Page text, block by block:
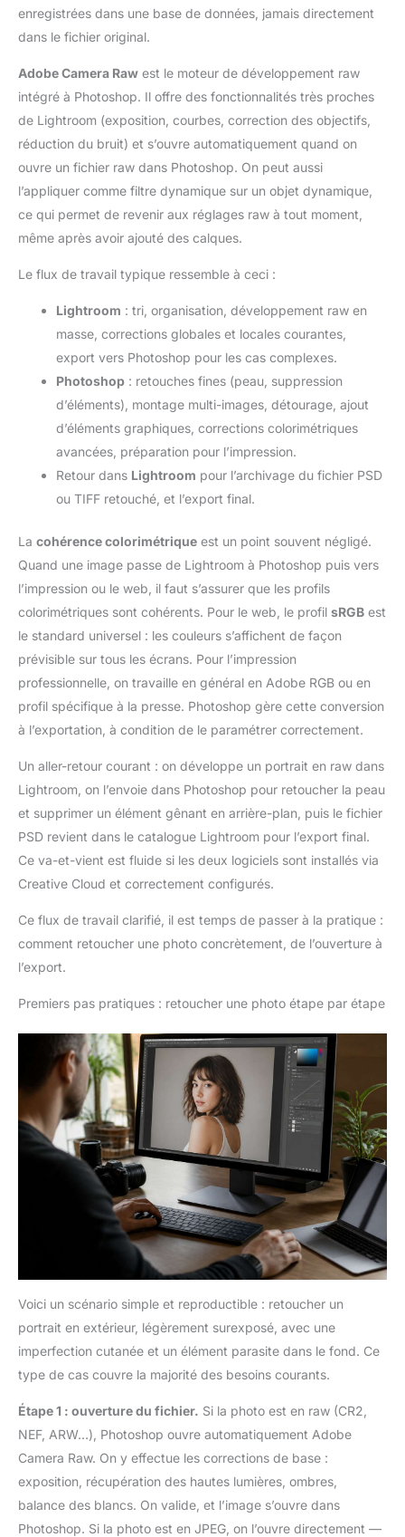
enregistrées dans une base de données, jamais directement
dans le fichier original.
Adobe Camera Raw est le moteur de développement raw
intégré à Photoshop. Il offre des fonctionnalités très proches
de Lightroom (exposition, courbes, correction des objectifs,
réduction du bruit) et s’ouvre automatiquement quand on
ouvre un fichier raw dans Photoshop. On peut aussi
l’appliquer comme filtre dynamique sur un objet dynamique,
ce qui permet de revenir aux réglages raw à tout moment,
même après avoir ajouté des calques.
Le flux de travail typique ressemble à ceci :
Lightroom : tri, organisation, développement raw en
masse, corrections globales et locales courantes,
export vers Photoshop pour les cas complexes.
Photoshop : retouches fines (peau, suppression
d’éléments), montage multi-images, détourage, ajout
d’éléments graphiques, corrections colorimétriques
avancées, préparation pour l’impression.
Retour dans Lightroom pour l’archivage du fichier PSD
ou TIFF retouché, et l’export final.
La cohérence colorimétrique est un point souvent négligé.
Quand une image passe de Lightroom à Photoshop puis vers
l’impression ou le web, il faut s’assurer que les profils
colorimétriques sont cohérents. Pour le web, le profil sRGB est
le standard universel : les couleurs s’affichent de façon
prévisible sur tous les écrans. Pour l’impression
professionnelle, on travaille en général en Adobe RGB ou en
profil spécifique à la presse. Photoshop gère cette conversion
à l’exportation, à condition de le paramétrer correctement.
Un aller-retour courant : on développe un portrait en raw dans
Lightroom, on l’envoie dans Photoshop pour retoucher la peau
et supprimer un élément gênant en arrière-plan, puis le fichier
PSD revient dans le catalogue Lightroom pour l’export final.
Ce va-et-vient est fluide si les deux logiciels sont installés via
Creative Cloud et correctement configurés.
Ce flux de travail clarifié, il est temps de passer à la pratique :
comment retoucher une photo concrètement, de l’ouverture à
l’export.
Premiers pas pratiques : retoucher une photo étape par étape
Voici un scénario simple et reproductible : retoucher un
portrait en extérieur, légèrement surexposé, avec une
imperfection cutanée et un élément parasite dans le fond. Ce
type de cas couvre la majorité des besoins courants.
Étape 1 : ouverture du fichier. Si la photo est en raw (CR2,
NEF, ARW…), Photoshop ouvre automatiquement Adobe
Camera Raw. On y effectue les corrections de base :
exposition, récupération des hautes lumières, ombres,
balance des blancs. On valide, et l’image s’ouvre dans
Photoshop. Si la photo est en JPEG, on l’ouvre directement —